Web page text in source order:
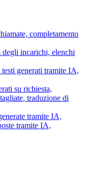
completamento
incarichi, elenchi
generati tramite IA,
su richiesta,
traduzione di
tramite IA,
tramite IA,